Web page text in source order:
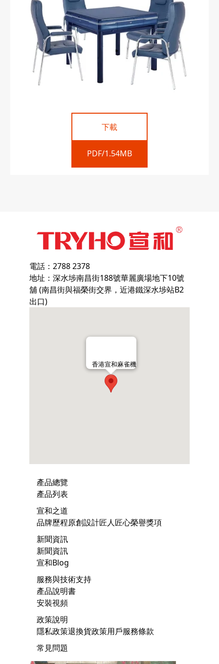
下載
PDF/1.54MB
電話：2788 2378
地址：深水埗南昌街188號華麗廣場地下10號
舖 (南昌街與福榮街交界，近港鐵深水埗站B2
出口)
香港宣和麻雀機
產品總覽
產品列表
宣和之道
品牌歷程原創設計匠人匠心榮譽獎項
新聞資訊
新聞資訊
宣和Blog
服務與技術支持
產品說明書
安裝視頻
政策說明
隱私政策退換貨政策用戶服務條款
常見問題